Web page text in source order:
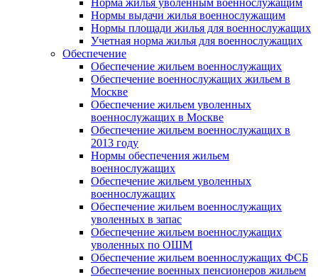
Норма жилья уволенным военнослужащим
Нормы выдачи жилья военнослужащим
Нормы площади жилья для военнослужащих
Учетная норма жилья для военнослужащих
Обеспечение
Обеспечение жильем военнослужащих
Обеспечение военнослужащих жильем в
Москве
Обеспечение жильем уволенных
военнослужащих в Москве
Обеспечение жильем военнослужащих в
2013 году
Нормы обеспечения жильем
военнослужащих
Обеспечение жильем уволенных
военнослужащих
Обеспечение жильем военнослужащих
уволенных в запас
Обеспечение жильем военнослужащих
уволенных по ОШМ
Обеспечение жильем военнослужащих ФСБ
Обеспечение военных пенсионеров жильем